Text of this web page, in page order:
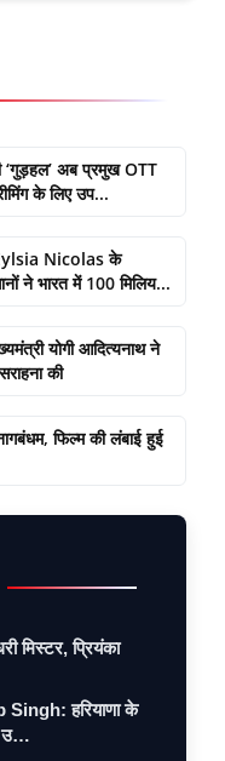
‘गुड़हल’ अब प्रमुख OTT
के लिए उप...
Nicolas के
ने भारत में 100 मिलिय...
योगी आदित्यनाथ ने
की
फिल्म की लंबाई हुई
मिस्टर, प्रियंका
हरियाणा के
उ…